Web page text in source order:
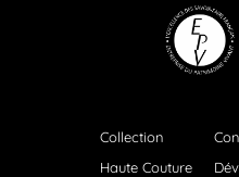
Collection
Haute Couture